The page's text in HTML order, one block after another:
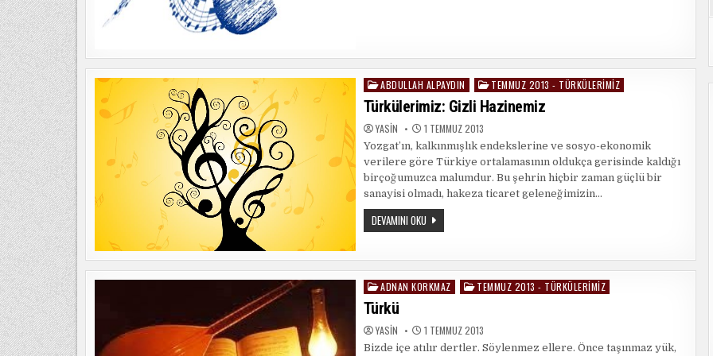
Posted
in
ABDULLAH ALPAYDIN TEMMUZ 2013 - TÜRKÜLERIMIZ
Türkülerimiz: Gizli Hazinemiz
YASIN 1 TEMMUZ 2013
Yozgat’ın, kalkınmışlık endekslerine ve sosyo-ekonomik
verilere göre Türkiye ortalamasının oldukça gerisinde kaldığı
birçoğumuzca malumdur. Bu şehrin hiçbir zaman güçlü bir
sanayisi olmadı, hakeza ticaret geleneğimizin…
DEVAMINI OKUTÜRKÜLERIMIZ:
GIZLI
Posted
in
ADNAN KORKMAZ TEMMUZ 2013 - TÜRKÜLERIMIZ
Türkü
YASIN 1 TEMMUZ 2013
Bizde içe atılır dertler. Söylenmez ellere. Önce taşınmaz yük,